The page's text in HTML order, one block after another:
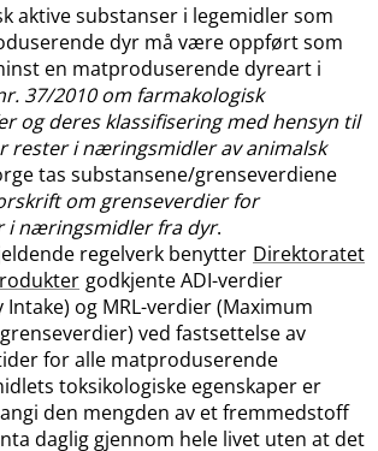
aktive substanser i legemidler som
dyr må være oppført som
en matproduserende dyreart i
37/2010 om farmakologisk
og deres klassifisering med hensyn til
rester i næringsmidler av animalsk
tas substansene​/​grenseverdiene
om grenseverdier for
i næringsmidler fra dyr.
regelverk benytter Direktoratet
godkjente ADI-verdier
Intake) og MRL-verdier (Maximum
ved fastsettelse av
for alle matproduserende
toksikologiske egenskaper er
den mengden av et fremmedstoff
daglig gjennom hele livet uten at det